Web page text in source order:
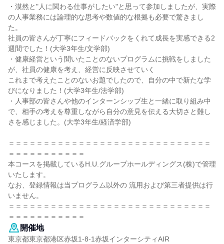
・漠然と"人に関わる仕事がしたい"と思って参加しましたが、実際
の人事業務には論理的な思考や数値的な根拠も必要で驚きまし
た。
社員の皆さんが丁寧にフィードバックをくれて成長を実感できる2
週間でした！(大学3年生/文学部)
・健康経営という聞いたことのないプログラムに挑戦をしました
が、社員の健康を考え、経営に反映させていく
これまで考えたことのないお題でしたので、自分の中で新たな学
びになりました！(大学3年生/法学部)
・人事部の皆さんや他のインターンシップ生と一緒に取り組み中
で、相手の考えを尊重しながら自分の意見を伝える大切さと難し
さを感じました。(大学3年生/経済学部)
＝＝＝＝＝＝＝＝＝＝＝＝＝＝＝＝＝＝＝＝＝＝＝＝＝＝＝＝＝
＝＝＝＝＝＝＝＝＝＝＝
本コースを掲載しているH.U.グループホールディングス(株)で管理
いたします。
なお、登録情報は当プログラム以外の 流用および第三者提供は行
いません。
＝＝＝＝＝＝＝＝＝＝＝＝＝＝＝＝＝＝＝＝＝＝＝＝＝＝＝＝＝
＝＝＝＝＝＝＝＝＝＝＝
開催地
東京都東京都港区赤坂1-8-1赤坂インターシティAIR